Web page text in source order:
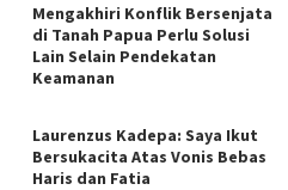
Mengakhiri Konflik Bersenjata
di Tanah Papua Perlu Solusi
Lain Selain Pendekatan
Keamanan
Laurenzus Kadepa: Saya Ikut
Bersukacita Atas Vonis Bebas
Haris dan Fatia